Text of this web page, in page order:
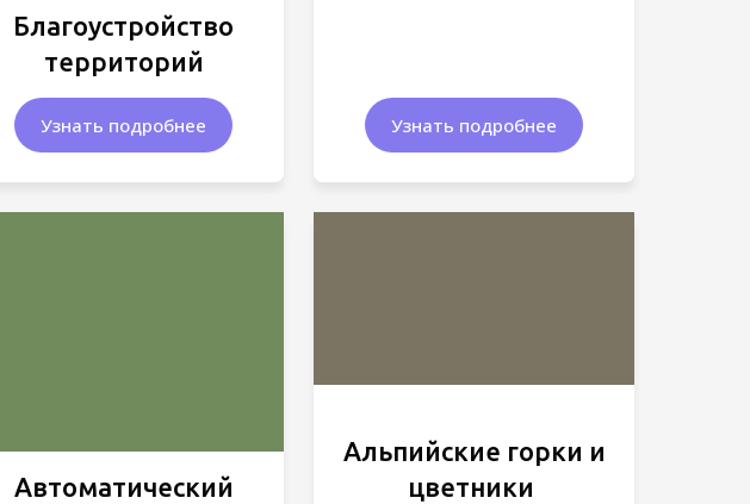
Благоустройство
территорий
Узнать подробнее Узнать подробнее
Автоматический
Альпийские горки и
цветники